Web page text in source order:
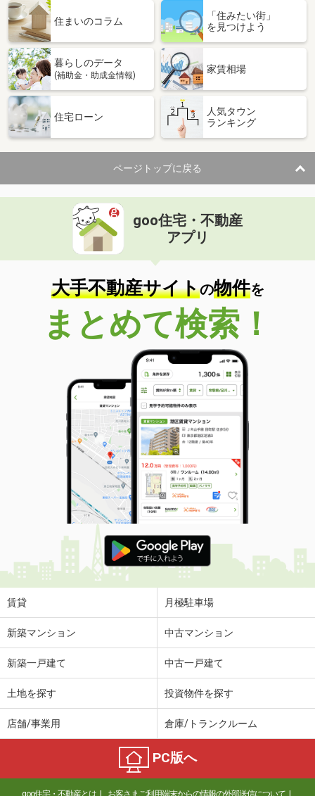
住まいのコラム
「住みたい街」
を見つけよう
暮らしのデータ
(補助金・助成金情報)
家賃相場
住宅ローン
人気タウン
ランキング
ページトップに戻る
goo住宅・不動産
アプリ
大手不動産サイトの物件を
まとめて検索！
賃貸 月極駐車場
新築マンション 中古マンション
新築一戸建て 中古一戸建て
土地を探す 投資物件を探す
店舗/事業用 倉庫/トランクルーム
PC版へ
goo住宅・不動産とは お客さまご利用端末からの情報の外部送信について